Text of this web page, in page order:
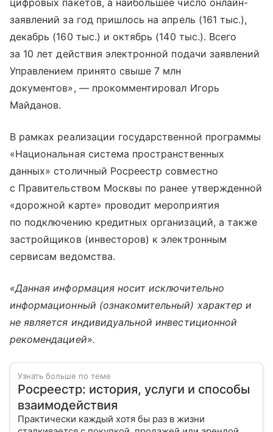
цифровых пакетов, а наибольшее число онлайн-
заявлений за год пришлось на апрель (161 тыс.),
декабрь (160 тыс.) и октябрь (140 тыс.). Всего
за 10 лет действия электронной подачи заявлений
Управлением принято свыше 7 млн
документов», — прокомментировал Игорь
Майданов.
В рамках реализации государственной программы
«Национальная система пространственных
данных» столичный Росреестр совместно
с Правительством Москвы по ранее утвержденной
«дорожной карте» проводит мероприятия
по подключению кредитных организаций, а также
застройщиков (инвесторов) к электронным
сервисам ведомства.
«Данная информация носит исключительно
информационный (ознакомительный) характер и
не является индивидуальной инвестиционной
рекомендацией».
Узнать больше по теме
Росреестр: история, услуги и способы
взаимодействия
Практически каждый хотя бы раз в жизни